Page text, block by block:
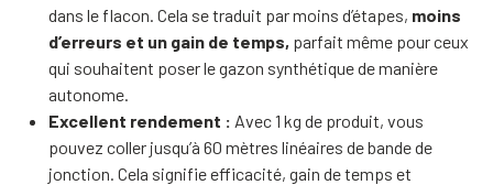
dans le flacon. Cela se traduit par moins d’étapes, moins
d’erreurs et un gain de temps, parfait même pour ceux
qui souhaitent poser le gazon synthétique de manière
autonome.
Excellent rendement : Avec 1 kg de produit, vous
pouvez coller jusqu’à 60 mètres linéaires de bande de
jonction. Cela signifie efficacité, gain de temps et